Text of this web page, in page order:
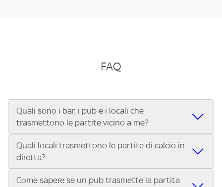
FAQ
Quali sono i bar, i pub e i locali che
trasmettono le partite vicino a me?
Se cerchi un bar, pub, ristorante o locale vicino a te per
vedere le partite di Serie A ENILIVE, la Serie C Sky Wifi, la
UEFA Champions League, la UEFA Europa League, la UEFA
Conference League, il Tennis, la Formula 1®, la MotoGP™ e
Quali locali trasmettono le partite di calcio in
diretta?
Vuoi sapere quali bar, pub o ristoranti mostrano le partite
Come sapere se un pub trasmette la partita